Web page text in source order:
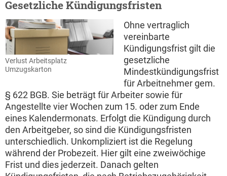
Gesetzliche Kündigungsfristen
Verlust Arbeitsplatz
Umzugskarton
Ohne vertraglich
vereinbarte
Kündigungsfrist gilt die
gesetzliche
Mindestkündigungsfrist
für Arbeitnehmer gem.
§ 622 BGB. Sie beträgt für Arbeiter sowie für
Angestellte vier Wochen zum 15. oder zum Ende
eines Kalendermonats. Erfolgt die Kündigung durch
den Arbeitgeber, so sind die Kündigungsfristen
unterschiedlich. Unkompliziert ist die Regelung
während der Probezeit. Hier gilt eine zweiwöchige
Frist und dies jederzeit. Danach gelten